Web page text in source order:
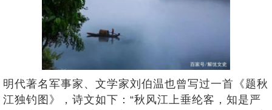
明代著名军事家、文学家刘伯温也曾写过一首《题秋
江独钓图》，诗文如下：“秋风江上垂纶客，知是严